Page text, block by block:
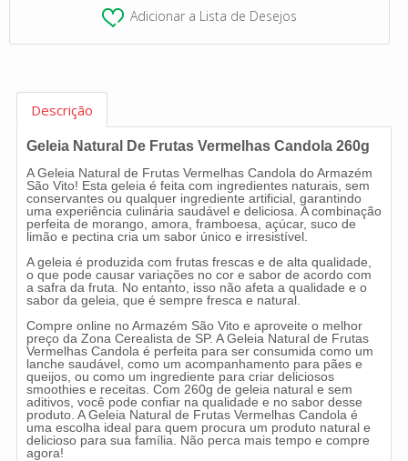
Adicionar a Lista de Desejos
Descrição
Geleia Natural De Frutas Vermelhas Candola 260g
A Geleia Natural de Frutas Vermelhas Candola do Armazém
São Vito! Esta geleia é feita com ingredientes naturais, sem
conservantes ou qualquer ingrediente artificial, garantindo
uma experiência culinária saudável e deliciosa. A combinação
perfeita de morango, amora, framboesa, açúcar, suco de
limão e pectina cria um sabor único e irresistível.
A geleia é produzida com frutas frescas e de alta qualidade,
o que pode causar variações no cor e sabor de acordo com
a safra da fruta. No entanto, isso não afeta a qualidade e o
sabor da geleia, que é sempre fresca e natural.
Compre online no Armazém São Vito e aproveite o melhor
preço da Zona Cerealista de SP. A Geleia Natural de Frutas
Vermelhas Candola é perfeita para ser consumida como um
lanche saudável, como um acompanhamento para pães e
queijos, ou como um ingrediente para criar deliciosos
smoothies e receitas. Com 260g de geleia natural e sem
aditivos, você pode confiar na qualidade e no sabor desse
produto. A Geleia Natural de Frutas Vermelhas Candola é
uma escolha ideal para quem procura um produto natural e
delicioso para sua família. Não perca mais tempo e compre
agora!